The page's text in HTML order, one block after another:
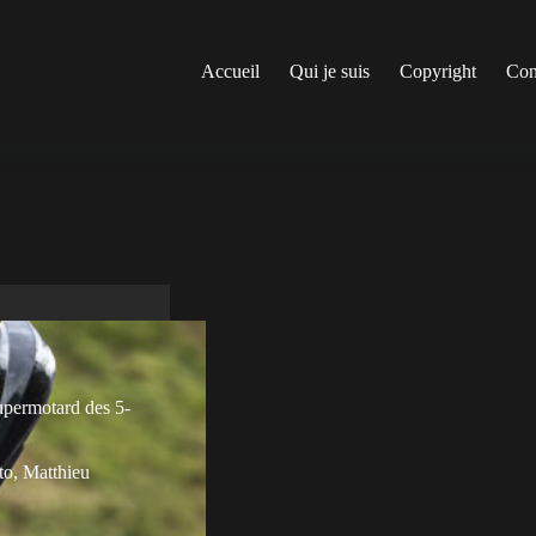
Accueil
Qui je suis Copyright
des 5-
, Matthieu